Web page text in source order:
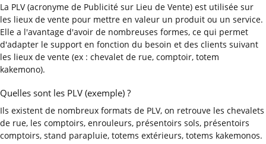
La PLV (acronyme de Publicité sur Lieu de Vente) est utilisée sur
les lieux de vente pour mettre en valeur un produit ou un service.
Elle a l'avantage d'avoir de nombreuses formes, ce qui permet
d'adapter le support en fonction du besoin et des clients suivant
les lieux de vente (ex : chevalet de rue, comptoir, totem
kakemono).
Quelles sont les PLV (exemple) ?
Ils existent de nombreux formats de PLV, on retrouve les chevalets
de rue, les comptoirs, enrouleurs, présentoirs sols, présentoirs
comptoirs, stand parapluie, totems extérieurs, totems kakemonos.